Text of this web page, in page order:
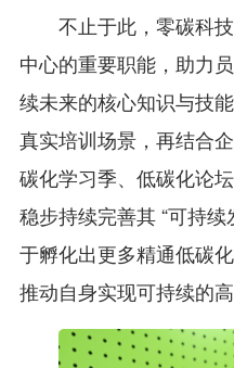
不止于此，零碳科
中心的重要职能，助力
续未来的核心知识与技
真实培训场景，再结合
碳化学习季、低碳化论
稳步持续完善其 “可持
于孵化出更多精通低碳
推动自身实现可持续的高